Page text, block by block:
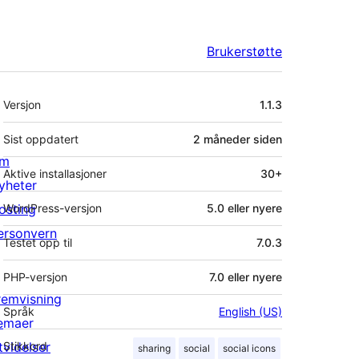
Brukerstøtte
Meta
Versjon 1.1.3
Sist oppdatert 2 måneder siden
Aktive installasjoner 30+
WordPress-versjon 5.0 eller nyere
Testet opp til 7.0.3
PHP-versjon 7.0 eller nyere
Språk English (US)
Stikkord sharing social social icons